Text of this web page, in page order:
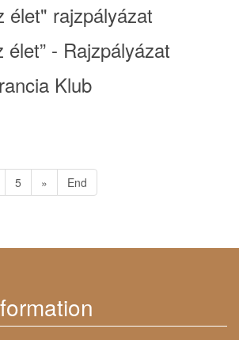
élet" rajzpályázat
élet” - Rajzpályázat
Klub
5 » End